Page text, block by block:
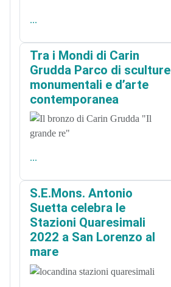
...
Tra i Mondi di Carin
Grudda Parco di sculture
monumentali e d’arte
contemporanea
...
S.E.Mons. Antonio
Suetta celebra le
Stazioni Quaresimali
2022 a San Lorenzo al
mare